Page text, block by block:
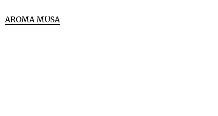
AROMA MUSA